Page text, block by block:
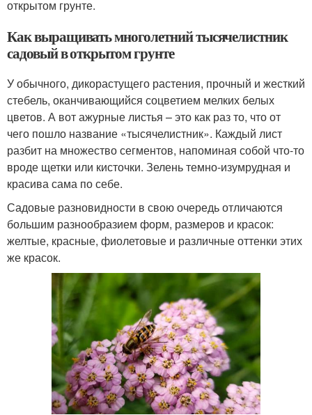
открытом грунте.
Как выращивать многолетний тысячелистник
садовый в открытом грунте
У обычного, дикорастущего растения, прочный и жесткий
стебель, оканчивающийся соцветием мелких белых
цветов. А вот ажурные листья – это как раз то, что от
чего пошло название «тысячелистник». Каждый лист
разбит на множество сегментов, напоминая собой что-то
вроде щетки или кисточки. Зелень темно-изумрудная и
красива сама по себе.
Садовые разновидности в свою очередь отличаются
большим разнообразием форм, размеров и красок:
желтые, красные, фиолетовые и различные оттенки этих
же красок.